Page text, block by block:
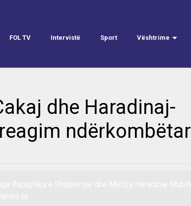
FOL TV Intervistë Sport Vështrime
dhe Haradinaj-
ndërkombëtar